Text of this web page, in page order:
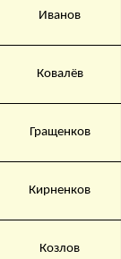
Иванов
Ковалёв
Гращенков
Кирненков
Козлов